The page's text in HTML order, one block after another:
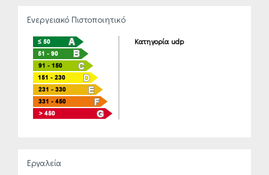
Ενεργειακό Πιστοποιητικό
Κατηγορία udp
Εργαλεία